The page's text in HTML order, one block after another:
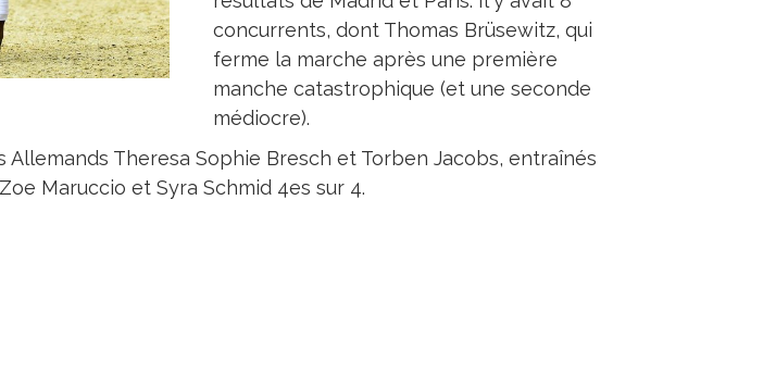
concurrents, dont Thomas Brüsewitz, qui
ferme la marche après une première
manche catastrophique (et une seconde
médiocre).
Allemands Theresa Sophie Bresch et Torben Jacobs, entraînés
Maruccio et Syra Schmid 4es sur 4.